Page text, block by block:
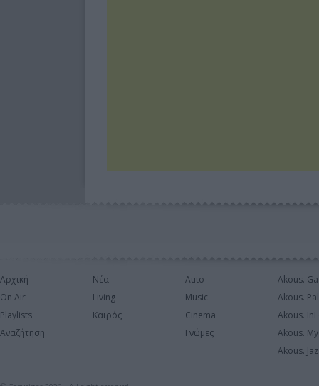
Αρχική
On Air
Playlists
Αναζήτηση
Νέα
Living
Καιρός
Auto
Music
Cinema
Γνώμες
Akous.
Akous.
Akous.
Akous.
Akous.